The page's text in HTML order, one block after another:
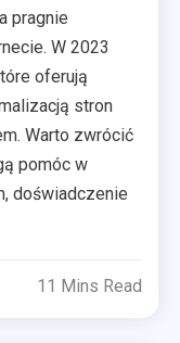
pragnie
W 2023
oferują
stron
Warto zwrócić
pomóc w
doświadczenie
11 Mins Read